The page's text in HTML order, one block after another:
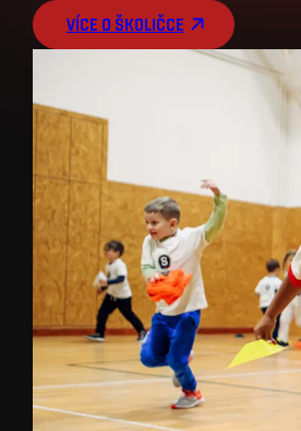
VÍCE O ŠKOLIČCE